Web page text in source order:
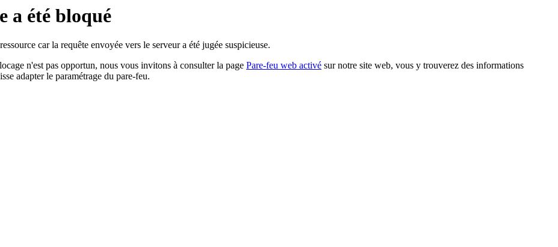
a été bloqué
car la requête envoyée vers le serveur a été jugée suspicieuse.
n'est pas opportun, nous vous invitons à consulter la page Pare-feu web activé sur notre site web, vous y trouverez des informations
adapter le paramétrage du pare-feu.